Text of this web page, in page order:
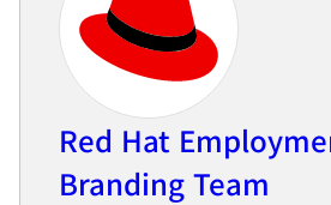
Red Hat
Branding Team